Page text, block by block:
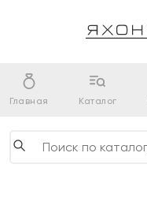
Главная Каталог